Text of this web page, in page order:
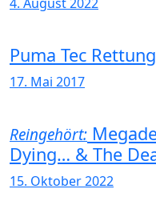
4. August 2022
Puma Tec
17. Mai 2017
Reingehört:
Dying… & The
15. Oktober 2022